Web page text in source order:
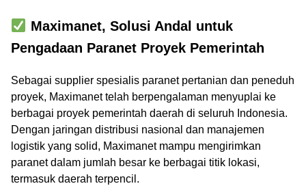
Maximanet, Solusi Andal untuk
Pengadaan Paranet Proyek Pemerintah
Sebagai supplier spesialis paranet pertanian dan peneduh
proyek, Maximanet telah berpengalaman menyuplai ke
berbagai proyek pemerintah daerah di seluruh Indonesia.
Dengan jaringan distribusi nasional dan manajemen
logistik yang solid, Maximanet mampu mengirimkan
paranet dalam jumlah besar ke berbagai titik lokasi,
termasuk daerah terpencil.